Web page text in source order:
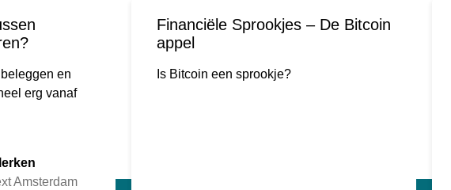
en
erg vanaf
Amsterdam
Financiële Sprookjes – De Bitcoin
appel
Is Bitcoin een sprookje?